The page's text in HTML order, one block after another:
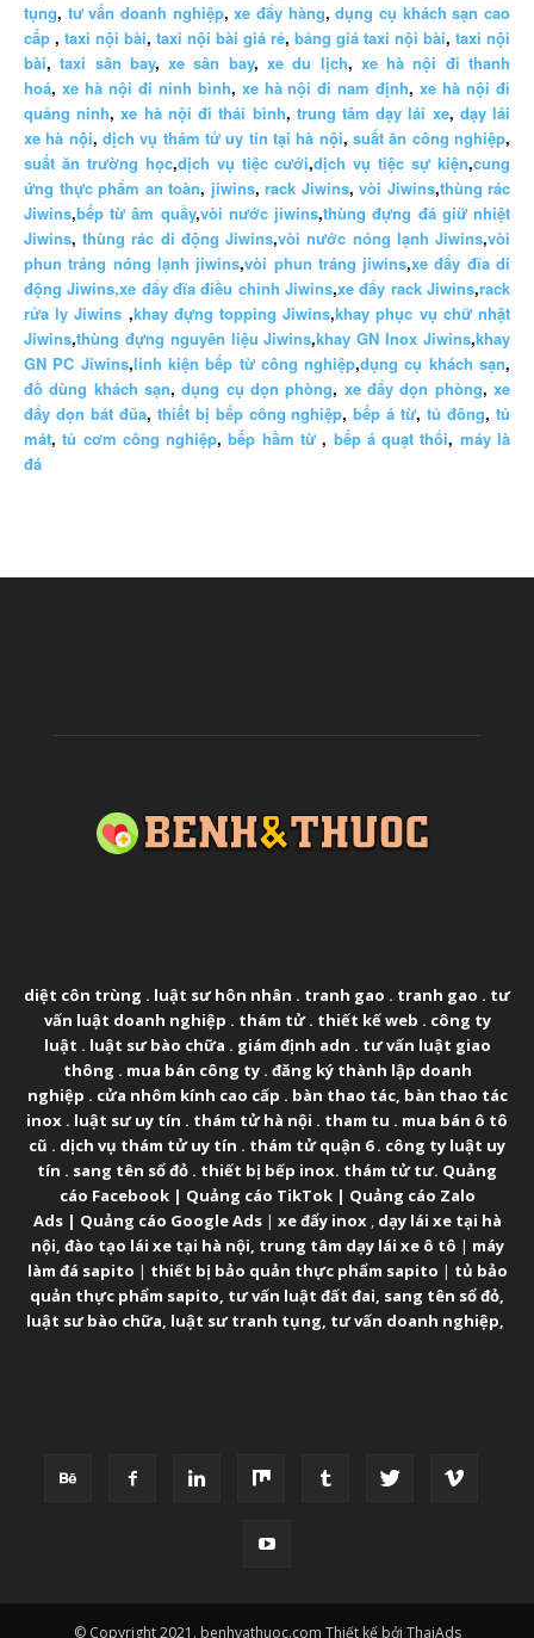
tụng, tư vấn doanh nghiệp,xe đẩy hàng,dụng cụ khách sạn cao
cấp , taxi nội bài, taxi nội bài giá rẻ, bảng giá taxi nội bài, taxi nội
bài,taxi sân bay,xe sân bay,xe du lịch, xe hà nội đi thanh
hoá, xe hà nội đi ninh bình, xe hà nội đi nam định,xe hà nội đi
quảng ninh,xe hà nội đi thái bình, trung tâm dạy lái xe, dạy lái
xe hà nội,dịch vụ thám tử uy tín tại hà nội,suất ăn công nghiệp,
suất ăn trường học,dịch vụ tiệc cưới,dịch vụ tiệc sự kiện,cung
ứng thực phẩm an toàn, jiwins, rack Jiwins, vòi Jiwins,thùng rác
Jiwins,bếp từ âm quầy,vòi nước jiwins,thùng đựng đá giữ nhiệt
Jiwins,thùng rác di động Jiwins,vòi nước nóng lạnh Jiwins,vòi
phun tráng nóng lạnh jiwins,vòi phun tráng jiwins,xe đẩy đĩa di
động Jiwins,xe đẩy đĩa điều chỉnh Jiwins,xe đẩy rack Jiwins,rack
rửa ly Jiwins ,khay đựng topping Jiwins,khay phục vụ chữ nhật
Jiwins,thùng đựng nguyên liệu Jiwins,khay GN Inox Jiwins,khay
GN PC Jiwins,linh kiện bếp từ công nghiệp,dụng cụ khách sạn,
đồ dùng khách sạn,dụng cụ dọn phòng, xe đẩy dọn phòng,xe
đẩy dọn bát đũa, thiết bị bếp công nghiệp,bếp á từ,tủ đông,tủ
mát,tủ cơm công nghiệp,bếp hầm từ , bếp á quạt thổi, máy là
đá
diệt côn trùng . luật sư hôn nhân . tranh gao . tranh gao . tư
vấn luật doanh nghiệp . thám tử. thiết kế web . công ty
luật . luật sư bào chữa . giám định adn . tư vấn luật giao
thông . mua bán công ty. đăng ký thành lập doanh
nghiệp . cửa nhôm kính cao cấp . bàn thao tác, bàn thao tác
inox . luật sư uy tín . thám tử hà nội . tham tu . mua bán ô tô
cũ . dịch vụ thám tử uy tín . thám tử quận 6. công ty luật uy
tín . sang tên sổ đỏ . thiết bị bếp inox. thám tử tư. Quảng
cáo Facebook| Quảng cáo TikTok| Quảng cáo Zalo
Ads| Quảng cáo Google Ads| xe đẩy inox, dạy lái xe tại hà
nội, đào tạo lái xe tại hà nội, trung tâm dạy lái xe ô tô | máy
làm đá sapito | thiết bị bảo quản thực phẩm sapito | tủ bảo
quản thực phẩm sapito, tư vấn luật đất đai, sang tên sổ đỏ,
luật sư bào chữa, luật sư tranh tụng, tư vấn doanh nghiệp,
© Copyright 2021. benhvathuoc.com Thiết kế bởi ThaiAds